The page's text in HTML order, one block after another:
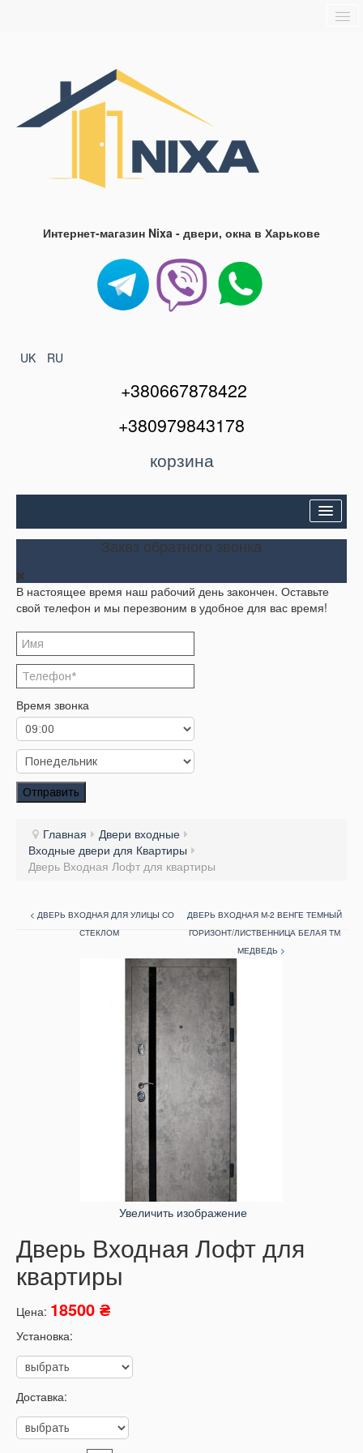
Контакты
Интернет-магазин Nixa - двери, окна в Харькове
UK RU
+380667878422
+380979843178
корзина
Двери входные
Окна и балконы
Кондиционеры
Акции
Корзина
Заказать звонок
Заказ обратного звонка
Заказ обратного звонка
В настоящее время наш рабочий день закончен. Оставьте
свой телефон и мы перезвоним в удобное для вас время!
Время звонка
Отправить
Главная
Двери входные
Входные двери для Квартиры
Дверь Входная Лофт для квартиры
< ДВЕРЬ ВХОДНАЯ ДЛЯ УЛИЦЫ СО
СТЕКЛОМ
ДВЕРЬ ВХОДНАЯ М-2 ВЕНГЕ ТЕМНЫЙ
ГОРИЗОНТ/ЛИСТВЕННИЦА БЕЛАЯ ТМ
МЕДВЕДЬ >
Увеличить изображение
Дверь Входная Лофт для
квартиры
Цена: 18500 ₴
Установка:
Доставка: